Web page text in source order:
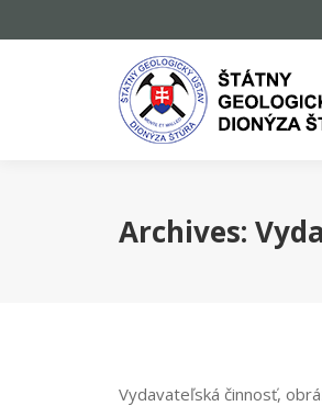
Archives:
Vydavateľská činnosť,